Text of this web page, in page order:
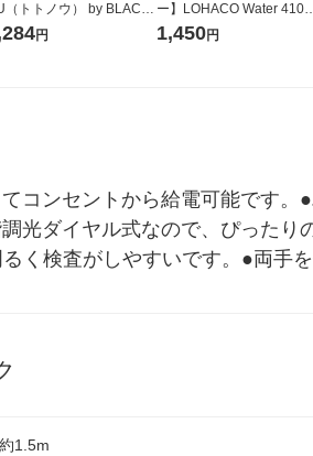
（トトノウ） by BLACK
500ml 1セット（6本）
円
ー】LOHACO Water
1箱（20本入）ラベルレス
1,450円
コンセントから給電可能です
光ダイヤル式なので、ぴった
く検査がしやすいです。●両手
約1.5m